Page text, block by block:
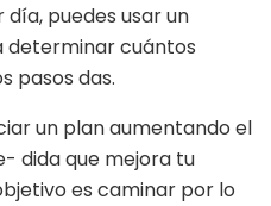
puedes usar un
determinar cuántos
pasos das.
un plan aumentando el
dida que mejora tu
es caminar por lo